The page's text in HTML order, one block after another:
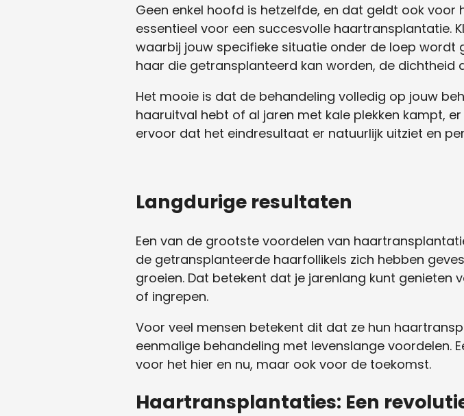
Geen enkel hoofd is hetzelfde, en dat geldt ook
essentieel voor een succesvolle haartransplantatie.
waarbij jouw specifieke situatie onder de loep wordt
haar die getransplanteerd kan worden, de dichtheid
Het mooie is dat de behandeling volledig op jouw
haaruitval hebt of al jaren met kale plekken kampt,
ervoor dat het eindresultaat er natuurlijk uitziet en
Langdurige resultaten
Een van de grootste voordelen van
de getransplanteerde haarfollikels zich hebben
groeien. Dat betekent dat je jarenlang kunt genieten
of ingrepen.
Voor veel mensen betekent dit dat ze hun
eenmalige behandeling met levenslange voordelen.
voor het hier en nu, maar ook voor de toekomst.
Haartransplantaties: Een